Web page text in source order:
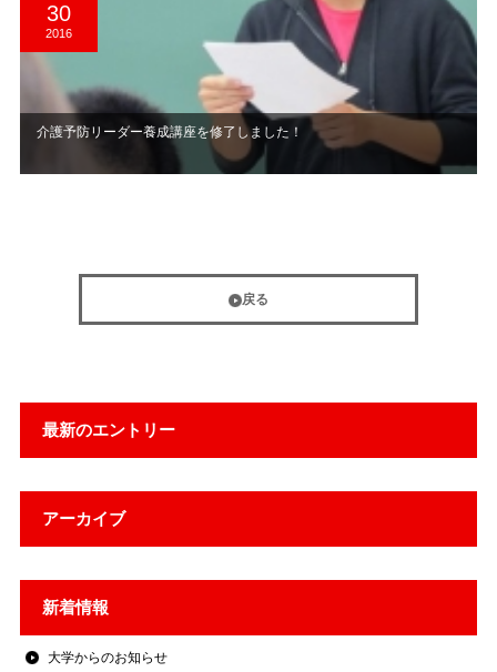
最新のエントリー
アーカイブ
新着情報
大学からのお知らせ
30
2016
介護予防リーダー養成講座を修了しました！
戻る